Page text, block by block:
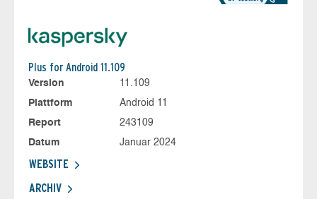
Plus for Android 11.109
Version
11.109
Plattform
Android 11
Report
243109
Datum
Januar 2024
WEBSITE
ARCHIV